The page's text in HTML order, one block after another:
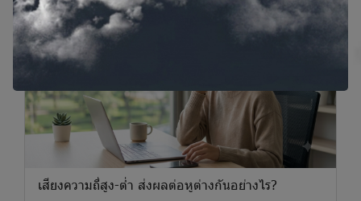
เสียงความถี่สูง-ต่ำ ส่งผลต่อหูต่างกันอย่างไร?